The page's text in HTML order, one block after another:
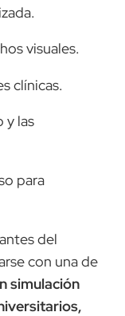
visuales.
clínicas.
y las
para
del
con una de
simulación